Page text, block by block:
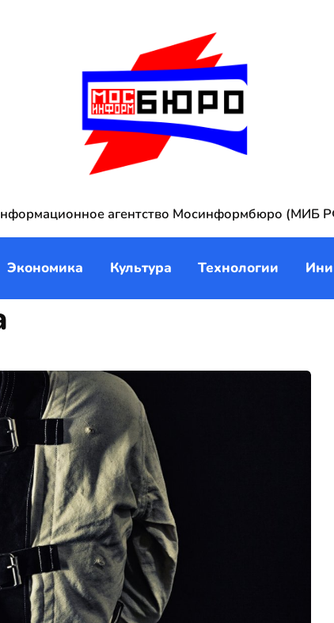
агентство Мосинформбюро (МИБ
Экономика Культура Технологии